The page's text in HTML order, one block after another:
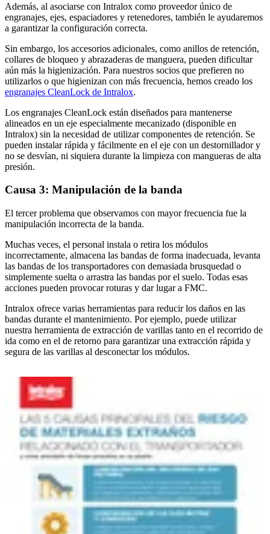
Además, al asociarse con Intralox como proveedor único de
engranajes, ejes, espaciadores y retenedores, también le ayudaremos
a garantizar la configuración correcta.
Sin embargo, los accesorios adicionales, como anillos de retención,
collares de bloqueo y abrazaderas de manguera, pueden dificultar
aún más la higienización. Para nuestros socios que prefieren no
utilizarlos o que higienizan con más frecuencia, hemos creado los
engranajes CleanLock de Intralox.
Los engranajes CleanLock están diseñados para mantenerse
alineados en un eje especialmente mecanizado (disponible en
Intralox) sin la necesidad de utilizar componentes de retención. Se
pueden instalar rápida y fácilmente en el eje con un destornillador y
no se desvían, ni siquiera durante la limpieza con mangueras de alta
presión.
Causa 3: Manipulación de la banda
El tercer problema que observamos con mayor frecuencia fue la
manipulación incorrecta de la banda.
Muchas veces, el personal instala o retira los módulos
incorrectamente, almacena las bandas de forma inadecuada, levanta
las bandas de los transportadores con demasiada brusquedad o
simplemente suelta o arrastra las bandas por el suelo. Todas esas
acciones pueden provocar roturas y dar lugar a FMC.
Intralox ofrece varias herramientas para reducir los daños en las
bandas durante el mantenimiento. Por ejemplo, puede utilizar
nuestra herramienta de extracción de varillas tanto en el recorrido de
ida como en el de retorno para garantizar una extracción rápida y
segura de las varillas al desconectar los módulos.